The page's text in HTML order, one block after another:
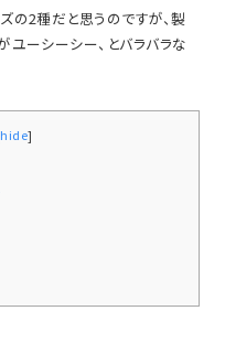
の2種だと思うのですが、製
ユーシーシー、とバラバラな
hide]